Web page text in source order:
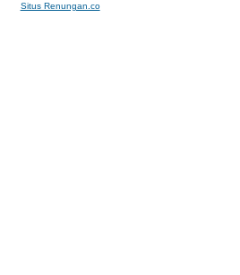
Situs Renungan.co